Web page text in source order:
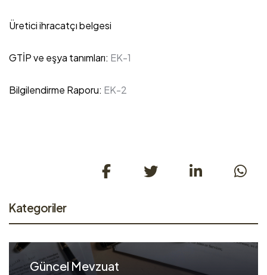
Üretici ihracatçı belgesi
GTİP ve eşya tanımları: EK-1
Bilgilendirme Raporu: EK-2
Kategoriler
Güncel Mevzuat